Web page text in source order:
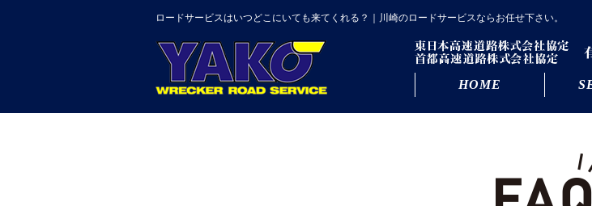
ロードサービスはいつどこにいても来てくれる？｜川崎のロードサービスならお任せ下さい。
HOME